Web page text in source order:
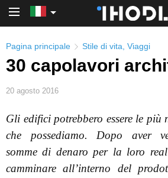
Pagina principale Stile di vita Viaggi
30 capolavori
20 agosto 2016
Gli edifici potrebbero essere le più
che possediamo.
Dopo aver
somme di denaro per la loro
camminare all’interno del